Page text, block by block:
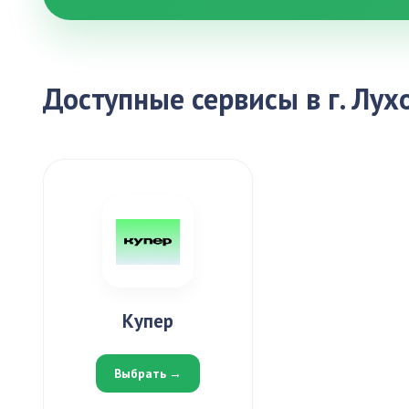
Доступные сервисы в г.
Купер
Выбрать →